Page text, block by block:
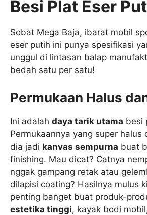
Besi Plat Eser
Sobat Mega Baja, ibarat mobil
eser putih ini punya spesifikasi
unggul di lintasan balap
bedah satu per satu!
Permukaan Halus
Ini adalah daya tarik utama besi
Permukaannya yang super halus
dia jadi kanvas sempurna buat
finishing. Mau dicat? Catnya
nggak gampang retak atau
dilapisi coating? Hasilnya mulus
penting banget buat produk-
estetika tinggi, kayak bodi